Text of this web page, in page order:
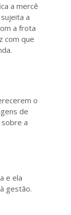
a mercê
a
a frota
com que
o
de
a
e ela
gestão.